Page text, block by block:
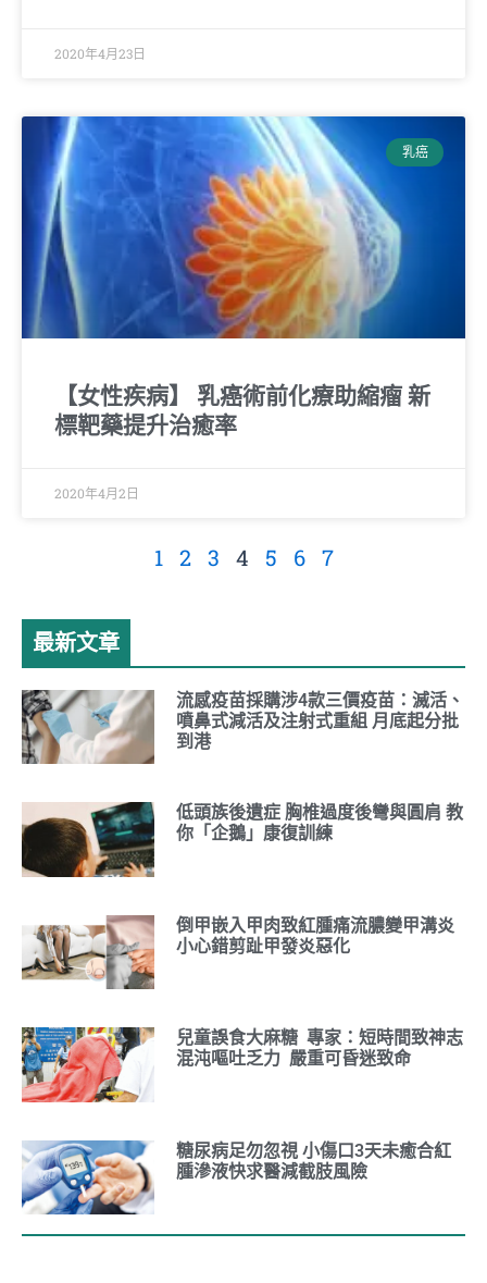
2020年4月23日
乳癌
【女性疾病】 乳癌術前化療助縮瘤 新
標靶藥提升治癒率
2020年4月2日
1 2 3 4 5 6 7
最新文章
流感疫苗採購涉4款三價疫苗：滅活、
噴鼻式減活及注射式重組 月底起分批
到港
低頭族後遺症 胸椎過度後彎與圓肩 教
你「企鵝」康復訓練
倒甲嵌入甲肉致紅腫痛流膿變甲溝炎
小心錯剪趾甲發炎惡化
兒童誤食大麻糖 專家：短時間致神志
混沌嘔吐乏力 嚴重可昏迷致命
糖尿病足勿忽視 小傷口3天未癒合紅
腫滲液快求醫減截肢風險